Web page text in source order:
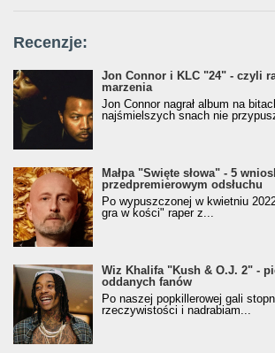
Recenzje:
Jon Connor i KLC "24" - czyli
marzenia
Jon Connor nagrał album na
najśmielszych snach nie
Małpa "Święte słowa" - 5
przedpremierowym odsłuchu
Po wypuszczonej w kwietniu
gra w kości" raper z...
Wiz Khalifa "Kush & O.J. 2" -
oddanych fanów
Po naszej popkillerowej gali
rzeczywistości i nadrabiam...